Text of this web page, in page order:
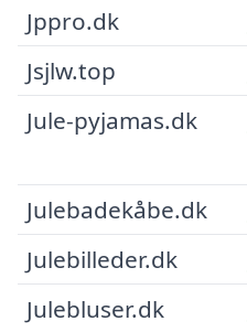
Jppro.dk
Jsjlw.top
Jule-pyjamas.dk
Julebadekåbe.dk
Julebilleder.dk
Julebluser.dk